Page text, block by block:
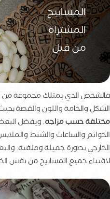
المسابيح
المشتراة
من قبل
فالشخص الذي يمتلك مجموعة من
الشكل والخامة واللون والقصة
مختلفة حسب مزاجه. ويفضل
الخواتم والساعات والشنط
الخارجي بصورة جميلة وملفتة.
لاقتناء جميع المسابيح من نفس